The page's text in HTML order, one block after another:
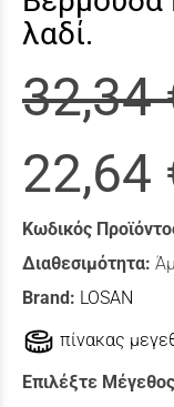
λαδί.
32,34
22,64
Κωδικός
Διαθεσιμότητα:
Brand: LOSAN
πίνακας
Επιλέξτε